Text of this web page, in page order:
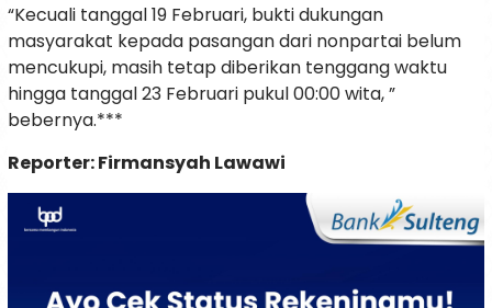
“Kecuali tanggal 19 Februari, bukti dukungan
masyarakat kepada pasangan dari nonpartai belum
mencukupi, masih tetap diberikan tenggang waktu
hingga tanggal 23 Februari pukul 00:00 wita, ”
bebernya.***
Reporter: Firmansyah Lawawi